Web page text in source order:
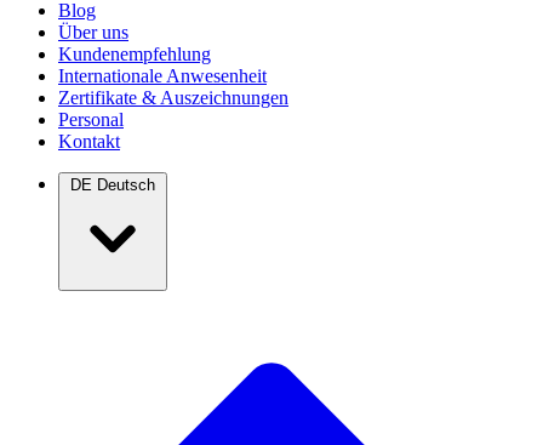
Blog
Über uns
Kundenempfehlung
Internationale Anwesenheit
Zertifikate & Auszeichnungen
Personal
Kontakt
DE Deutsch